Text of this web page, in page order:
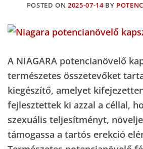
POSTED ON2025-07-14 BY
A NIAGARA potencianövelő
természetes összetevőket
kiegészítő, amelyet
fejlesztettek ki azzal a céllal,
szexuális teljesítményt,
támogassa a tartós erekció